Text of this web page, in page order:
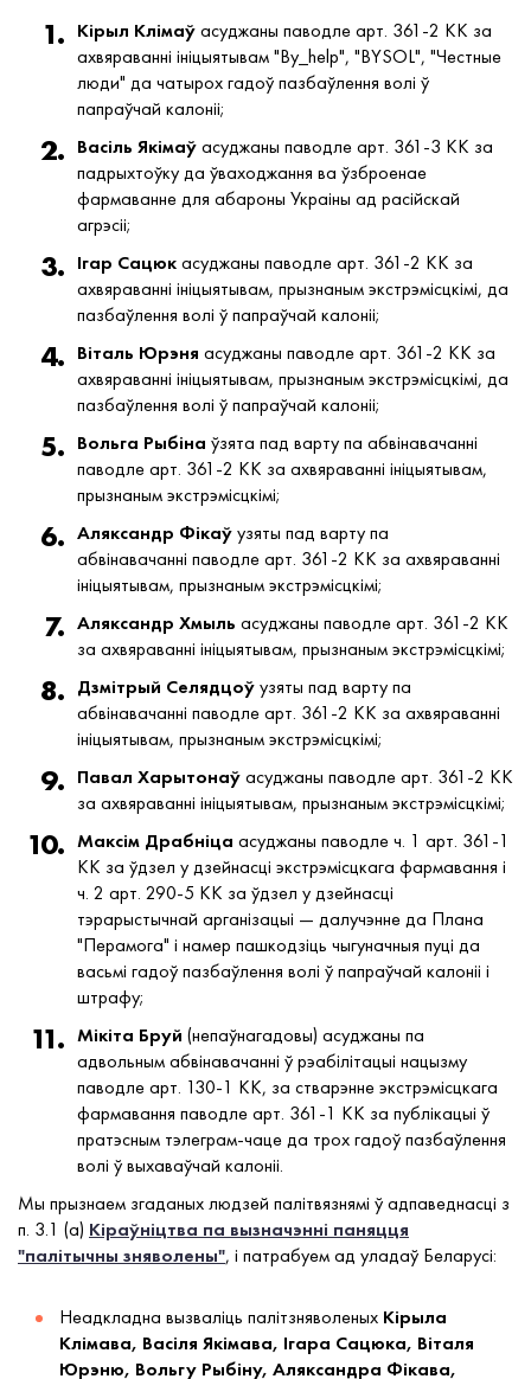
Кірыл Клімаўасуджаны паводле арт. 361-2 КК за
ахвяраванні ініцыятывам "By_help", "BYSOL", "Честные
люди" да чатырох гадоў пазбаўлення волі ў
папраўчай калоніі;
Васіль Якімаўасуджаны паводле арт. 361-3 КК за
падрыхтоўку да ўваходжання ва ўзброенае
фармаванне для абароны Украіны ад расійскай
агрэсіі;
Ігар Сацюкасуджаны паводле арт. 361-2 КК за
ахвяраванні ініцыятывам, прызнаным экстрэмісцкімі, да
пазбаўлення волі ў папраўчай калоніі;
Віталь Юрэня асуджаны паводле арт. 361-2 КК за
ахвяраванні ініцыятывам, прызнаным экстрэмісцкімі, да
пазбаўлення волі ў папраўчай калоніі;
Вольга Рыбіна ўзята пад варту па абвінавачанні
паводле арт. 361-2 КК за ахвяраванні ініцыятывам,
прызнаным экстрэмісцкімі;
Аляксандр Фікаўузяты пад варту па
абвінавачанні паводле арт. 361-2 КК за ахвяраванні
ініцыятывам, прызнаным экстрэмісцкімі;
Аляксандр Хмыль асуджаны паводле арт. 361-2 КК
за ахвяраванні ініцыятывам, прызнаным экстрэмісцкімі;
Дзмітрый Селядцоўузяты пад варту па
абвінавачанні паводле арт. 361-2 КК за ахвяраванні
ініцыятывам, прызнаным экстрэмісцкімі;
Павал Харытонаўасуджаны паводле арт. 361-2 КК
за ахвяраванні ініцыятывам, прызнаным экстрэмісцкімі;
Максім Драбніца асуджаны паводле ч. 1 арт. 361-1
КК за ўдзел у дзейнасці экстрэмісцкага фармавання і
ч. 2 арт. 290-5 КК за ўдзел у дзейнасці
тэрарыстычнай арганізацыі — далучэнне да Плана
"Перамога" і намер пашкодзіць чыгуначныя пуці да
васьмі гадоў пазбаўлення волі ў папраўчай калоніі і
штрафу;
Мікіта Бруй (непаўнагадовы) асуджаны па
адвольным абвінавачанні ў рэабілітацыі нацызму
паводле арт. 130-1 КК, за стварэнне экстрэмісцкага
фармавання паводле арт. 361-1 КК за публікацыі ў
пратэсным тэлеграм-чаце да трох гадоў пазбаўлення
волі ў выхаваўчай калоніі.
Мы прызнаем згаданых людзей палітвязнямі ў адпаведнасці з
п. 3.1 (а) Кіраўніцтва па вызначэнні паняцця
"палітычны зняволены", і патрабуем ад уладаў Беларусі:
Неадкладна вызваліць палітзняволеных Кірыла
Клімава, Васіля Якімава, Ігара Сацюка, Віталя
Юрэню, Вольгу Рыбіну, Аляксандра Фікава,